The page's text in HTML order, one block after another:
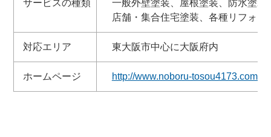
サービスの種類
一般外壁塗装、屋根塗装、防水塗
店舗・集合住宅塗装、各種リフォー
対応エリア 東大阪市中心に大阪府内
ホームページ http://www.noboru-tosou4173.com/